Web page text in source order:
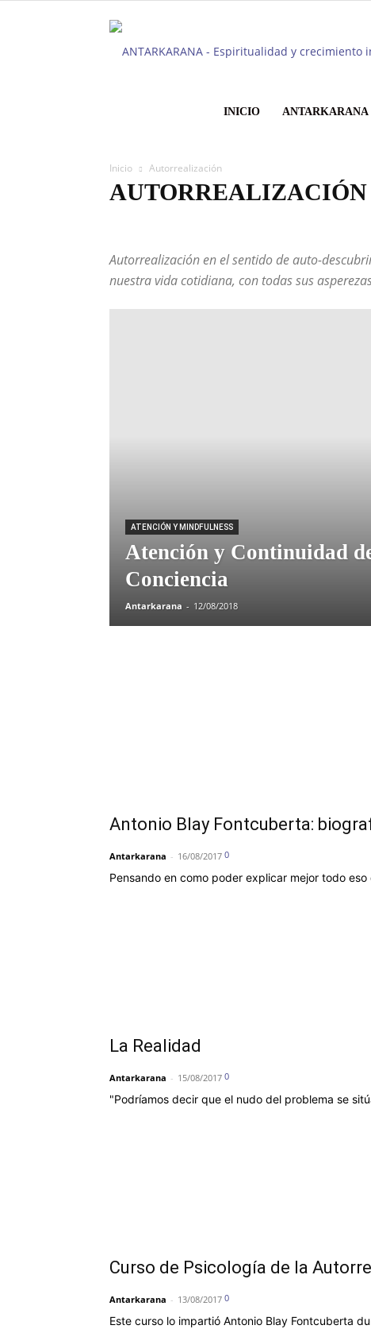
INICIO ANTARKARANA
Inicio Autorrealización
AUTORREALIZACIÓN
Autorrealización en el sentido de auto-
nuestra vida cotidiana, con todas sus
ATENCIÓN Y MINDFULNESS
Atención y Continuidad
Conciencia
Antarkarana - 12/08/2018
Antonio Blay Fontcuberta:
Antarkarana - 16/08/2017 0
Pensando en como poder explicar mejor todo
La Realidad
Antarkarana - 15/08/2017 0
"Podríamos decir que el nudo del problema se
Curso de Psicología de la
Antarkarana - 13/08/2017 0
Este curso lo impartió Antonio Blay Fontcuberta